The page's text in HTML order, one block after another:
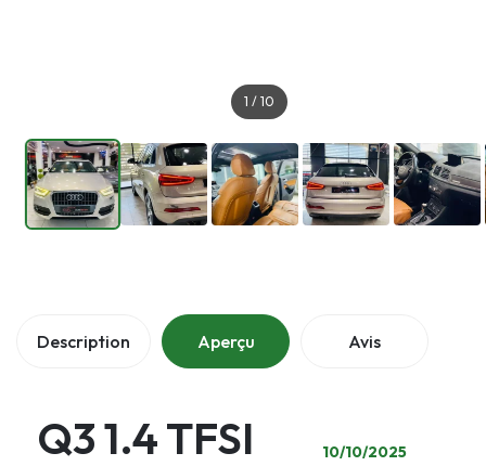
1 / 10
Description Aperçu Avis
Q3 1.4 TFSI 10/10/2025